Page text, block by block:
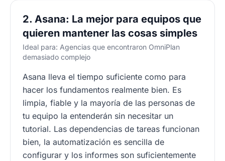
2. Asana: La mejor para equipos que
quieren mantener las cosas simples
Ideal para: Agencias que encontraron OmniPlan
demasiado complejo
Asana lleva el tiempo suficiente como para
hacer los fundamentos realmente bien. Es
limpia, fiable y la mayoría de las personas de
tu equipo la entenderán sin necesitar un
tutorial. Las dependencias de tareas funcionan
bien, la automatización es sencilla de
configurar y los informes son suficientemente